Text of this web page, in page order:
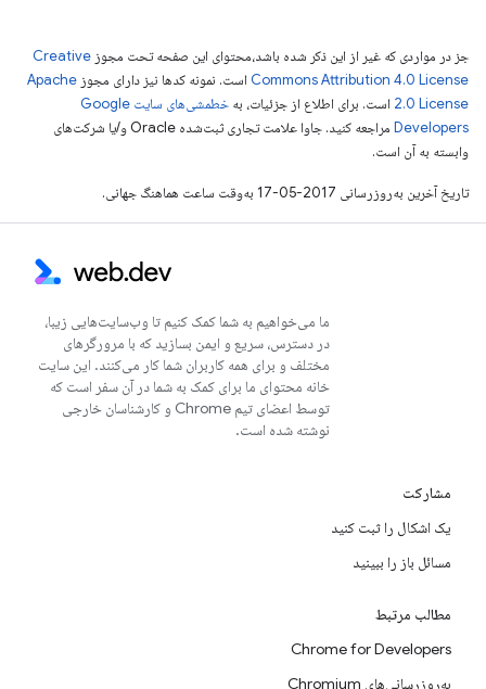
جز در مواردی که غیر از این ذکر شده باشد،‌محتوای این صفحه تحت مجوز Creative
Commons Attribution 4.0 License است. نمونه کدها نیز دارای مجوز Apache
2.0 License است. برای اطلاع از جزئیات، به
خطمشی‌های سایت Google
Developers‏
مراجعه کنید. جاوا علامت تجاری ثبت‌شده Oracle و/یا شرکت‌های
وابسته به آن است.
تاریخ آخرین به‌روزرسانی 2017-05-17 به‌وقت ساعت هماهنگ جهانی.
ما می‌خواهیم به شما کمک کنیم تا وب‌سایت‌هایی زیبا،
در دسترس، سریع و ایمن بسازید که با مرورگرهای
مختلف و برای همه کاربران شما کار می‌کنند. این سایت
خانه محتوای ما برای کمک به شما در آن سفر است که
توسط اعضای تیم Chrome و کارشناسان خارجی
نوشته شده است.
مشارکت
یک اشکال را ثبت کنید
مسائل باز را ببینید
مطالب مرتبط
Chrome for Developers
به‌روزرسانی‌های Chromium